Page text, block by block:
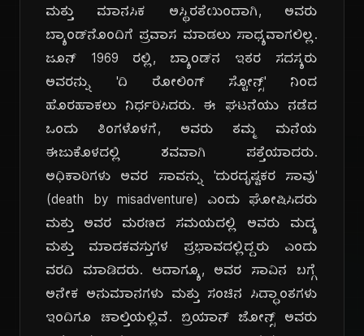
ಮತ್ತು ಮಾನಸಿಕ ಅಸ್ಥಿರತೆಯಿಂದಾಗಿ, ಅವರು
ಬ್ಯಾಂಡ್‌ನೊಂದಿಗೆ ಪ್ರವಾಸ ಮಾಡಲು ಸಾಧ್ಯವಾಗಲಿಲ್ಲ.
ಜೂನ್ 1969 ರಲ್ಲಿ, ಬ್ಯಾಂಡ್‌ನ ಇತರ ಸದಸ್ಯರು
ಅವರನ್ನು 'ದಿ ರೋಲಿಂಗ್ ಸ್ಟೋನ್ಸ್' ನಿಂದ
ಹೊರಹಾಕಲು ನಿರ್ಧರಿಸಿದರು. ಈ ಘಟನೆಯು ನಡೆದ
ಒಂದು ತಿಂಗಳೊಳಗೆ, ಅವರು ತಮ್ಮ ಮನೆಯ
ಈಜುಕೊಳದಲ್ಲಿ ಶವವಾಗಿ ಪತ್ತೆಯಾದರು.
ಅಧಿಕಾರಿಗಳು ಅವರ ಸಾವನ್ನು 'ದುರದೃಷ್ಟಕರ ಸಾವು'
(death by misadventure) ಎಂದು ಘೋಷಿಸಿದರು
ಮತ್ತು ಅವರ ಮರಣದ ಸಮಯದಲ್ಲಿ ಅವರು ಮದ್ಯ
ಮತ್ತು ಮಾದಕವಸ್ತುಗಳ ಪ್ರಭಾವದಲ್ಲಿದ್ದರು ಎಂದು
ವರದಿ ಮಾಡಿದರು. ಆದಾಗ್ಯೂ, ಅವರ ಸಾವಿನ ಬಗ್ಗೆ
ಅನೇಕ ಅನುಮಾನಗಳು ಮತ್ತು ಸಂಚಿನ ಸಿದ್ಧಾಂತಗಳು
ಇಂದಿಗೂ ಚಾಲ್ತಿಯಲ್ಲಿವೆ. ಬ್ರಿಯಾನ್ ಜೋನ್ಸ್ ಅವರು